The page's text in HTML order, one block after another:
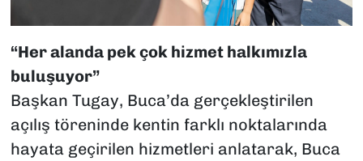
“Her alanda pek çok hizmet halkımızla
buluşuyor”
Başkan Tugay, Buca’da gerçekleştirilen
açılış töreninde kentin farklı noktalarında
hayata geçirilen hizmetleri anlatarak, Buca